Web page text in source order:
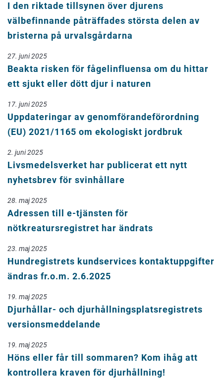
I den riktade tillsynen över djurens
välbefinnande påträffades största delen av
bristerna på urvalsgårdarna
27. juni 2025
Beakta risken för fågelinfluensa om du hittar
ett sjukt eller dött djur i naturen
17. juni 2025
Uppdateringar av genomförandeförordning
(EU) 2021/1165 om ekologiskt jordbruk
2. juni 2025
Livsmedelsverket har publicerat ett nytt
nyhetsbrev för svinhållare
28. maj 2025
Adressen till e-tjänsten för
nötkreatursregistret har ändrats
23. maj 2025
Hundregistrets kundservices kontaktuppgifter
ändras fr.o.m. 2.6.2025
19. maj 2025
Djurhållar- och djurhållningsplatsregistrets
versionsmeddelande
19. maj 2025
Höns eller får till sommaren? Kom ihåg att
kontrollera kraven för djurhållning!